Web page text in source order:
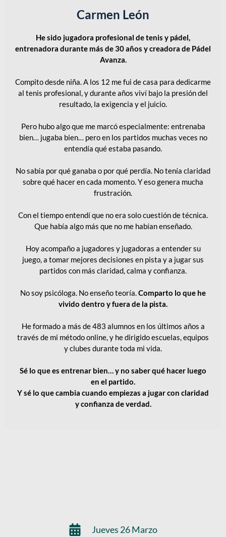
Carmen León
He sido jugadora profesional de tenis y pádel,
entrenadora durante más de 30 años y creadora de Pádel
Avanza.
Compito desde niña. A los 12 me fui de casa para dedicarme
al tenis profesional, y durante años viví bajo la presión del
resultado, la exigencia y el juicio.
Pero hubo algo que me marcó especialmente: entrenaba
bien… jugaba bien… pero en los partidos muchas veces no
entendía qué estaba pasando.
No sabía por qué ganaba o por qué perdía. No tenía claridad
sobre qué hacer en cada momento. Y eso genera mucha
frustración.
Con el tiempo entendí que no era solo cuestión de técnica.
Que había algo más que no me habían enseñado.
Hoy acompaño a jugadores y jugadoras a entender su
juego, a tomar mejores decisiones en pista y a jugar sus
partidos con más claridad, calma y confianza.
No soy psicóloga. No enseño teoría.Comparto lo que he
vivido dentro y fuera de la pista.
He formado a más de 483 alumnos en los últimos años a
través de mi método online, y he dirigido escuelas, equipos
y clubes durante toda mi vida.
Sé lo que es entrenar bien… y no saber qué hacer luego
en el partido.
Y sé lo que cambia cuando empiezas a jugar con claridad
y confianza de verdad.
Jueves 26 Marzo